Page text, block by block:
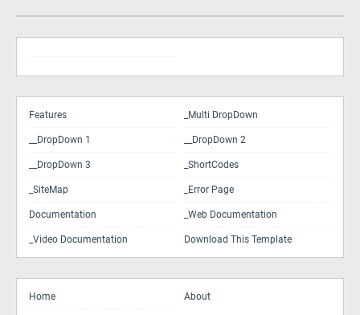
Features _Multi DropDown
__DropDown 1 __DropDown 2
__DropDown 3 _ShortCodes
_SiteMap _Error Page
Documentation _Web Documentation
_Video Documentation Download This Template
Home About